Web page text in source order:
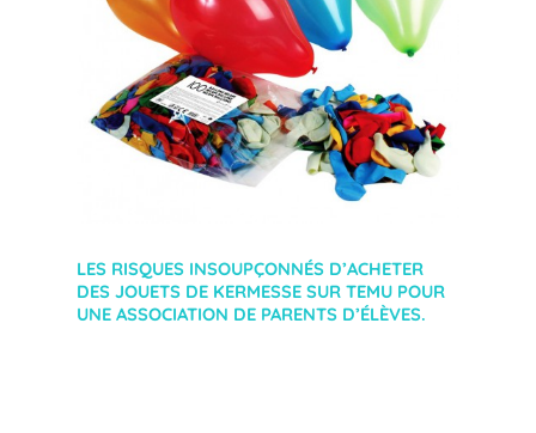
LES RISQUES INSOUPÇONNÉS D’ACHETER
DES JOUETS DE KERMESSE SUR TEMU POUR
UNE ASSOCIATION DE PARENTS D’ÉLÈVES.